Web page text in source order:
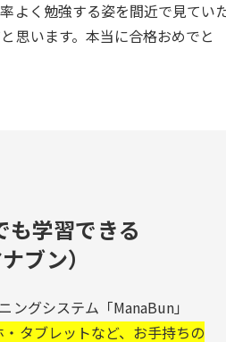
よく勉強する姿を間近で見てい
思います。本当に合格おめでと
も学習できる
ブン）
ングシステム「ManaBun」
タブレットなど、お手持ちの